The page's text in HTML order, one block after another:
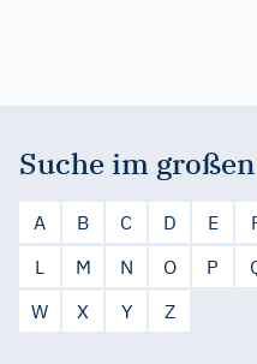
Suche im
A B C D E
L
M N O P
W
X Y Z